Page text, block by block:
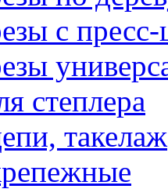
с
степлера
такелаж